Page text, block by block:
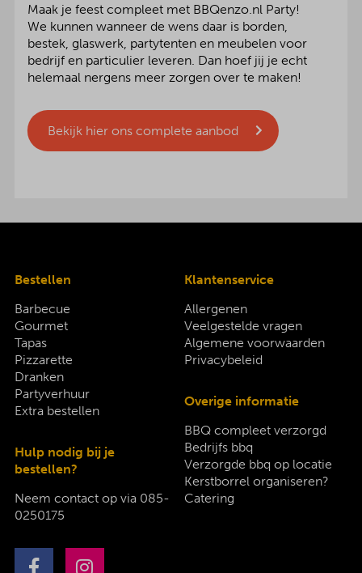
Maak je feest compleet met BBQenzo.nl Party!
We kunnen wanneer de wens daar is borden,
bestek, glaswerk, partytenten en meubelen voor
bedrijf en particulier leveren. Dan hoef jij je echt
helemaal nergens meer zorgen over te maken!
Bekijk hier ons complete aanbod
Bestellen
Barbecue
Gourmet
Tapas
Pizzarette
Dranken
Partyverhuur
Extra bestellen
Hulp nodig bij je
bestellen?
Neem contact op via 085-
0250175
Klantenservice
Allergenen
Veelgestelde vragen
Algemene voorwaarden
Privacybeleid
Overige informatie
BBQ compleet verzorgd
Bedrijfs bbq
Verzorgde bbq op locatie
Kerstborrel organiseren?
Catering